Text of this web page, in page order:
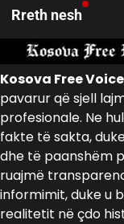
Rreth nesh
Kosova Free
pavarur që sjell
profesionale. Ne
fakte të sakta,
dhe të paanshëm
ruajmë
informimit, duke u
realitetit në çdo